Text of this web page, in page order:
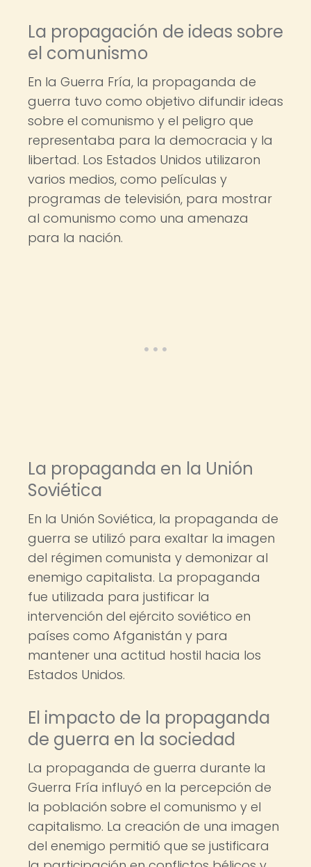
La propagación de ideas sobre
el comunismo
En la Guerra Fría, la propaganda de
guerra tuvo como objetivo difundir ideas
sobre el comunismo y el peligro que
representaba para la democracia y la
libertad. Los Estados Unidos utilizaron
varios medios, como películas y
programas de televisión, para mostrar
al comunismo como una amenaza
para la nación.
La propaganda en la Unión
Soviética
En la Unión Soviética, la propaganda de
guerra se utilizó para exaltar la imagen
del régimen comunista y demonizar al
enemigo capitalista. La propaganda
fue utilizada para justificar la
intervención del ejército soviético en
países como Afganistán y para
mantener una actitud hostil hacia los
Estados Unidos.
El impacto de la propaganda
de guerra en la sociedad
La propaganda de guerra durante la
Guerra Fría influyó en la percepción de
la población sobre el comunismo y el
capitalismo. La creación de una imagen
del enemigo permitió que se justificara